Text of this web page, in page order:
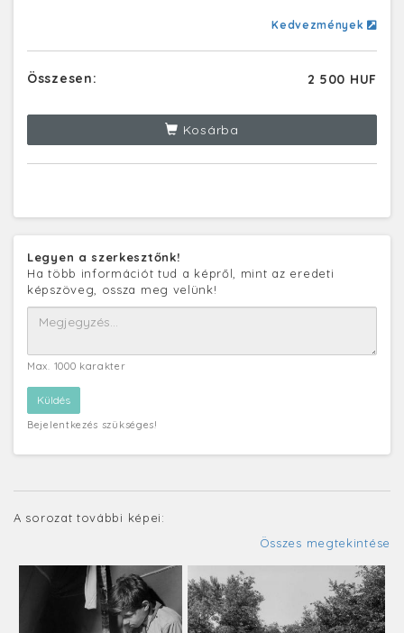
Kedvezmények
Összesen: 2 500 HUF
Kosárba
Legyen a szerkesztőnk!
Ha több információt tud a képről, mint az eredeti
képszöveg, ossza meg velünk!
Max. 1000 karakter
Bejelentkezés szükséges!
A sorozat további képei:
Összes megtekintése